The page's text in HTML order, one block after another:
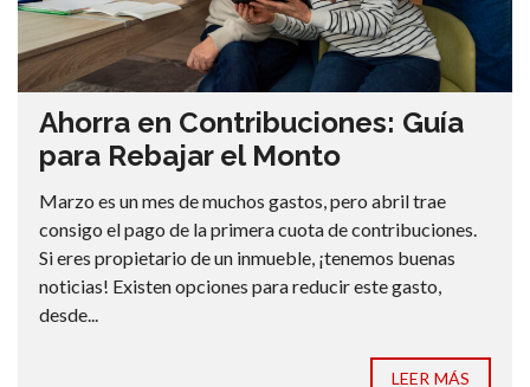
Ahorra en Contribuciones: Guía
para Rebajar el Monto
Marzo es un mes de muchos gastos, pero abril trae
consigo el pago de la primera cuota de contribuciones.
Si eres propietario de un inmueble, ¡tenemos buenas
noticias! Existen opciones para reducir este gasto,
desde...
LEER MÁS